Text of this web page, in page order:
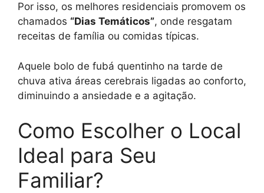
Por isso, os melhores residenciais promovem os
chamados “Dias Temáticos”, onde resgatam
receitas de família ou comidas típicas.
Aquele bolo de fubá quentinho na tarde de
chuva ativa áreas cerebrais ligadas ao conforto,
diminuindo a ansiedade e a agitação.
Como Escolher o Local
Ideal para Seu
Familiar?